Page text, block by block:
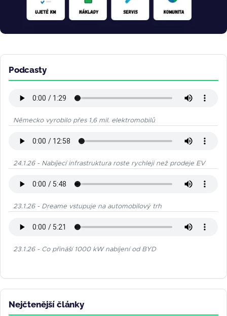
Podcasty
Německo vyrobilo přes 1,6 mil. elektromobilů
24.1.26 - Nabíjecí infrastruktura roste rychleji než prodeje EV
23.1.26 - Dreame vstupuje na automobilový trh
23.1.26 - Co přináší 1000 kW nabíjení od BYD
Nejčtenější články